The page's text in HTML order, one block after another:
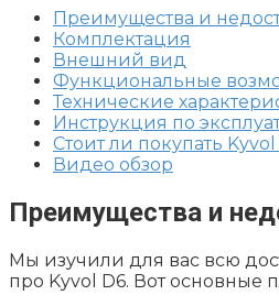
Преимущества и
Комплектация
Внешний вид
Функциональные
Технические
Инструкция по
Стоит ли покупать Kyvol
Видео обзор
Преимущества и
Мы изучили для вас всю
про Kyvol D6. Вот основные